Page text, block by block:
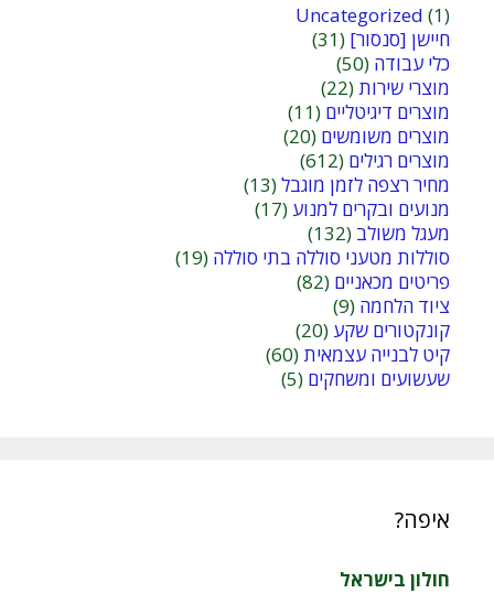
Uncategorized (1)
חיישן [סנסור] (31)
כלי עבודה (50)
מוצרי שירות(22)
מוצרים דיגיטליים (11)
מוצרים משומשים (20)
מוצרים רגילים (612)
מחיר רצפה לזמן מוגבל(13)
מנועים ובקרים למנוע (17)
מעגל משולב (132)
סוללות מטעני סוללה בתי סוללה (19)
פריטים מכאניים (82)
ציוד הלחמה (9)
קונקטורים שקע (20)
קיט לבנייה עצמאית(60)
שעשועים ומשחקים (5)
איפה?
חולון בישראל